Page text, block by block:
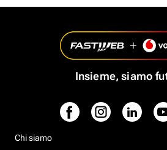
Insieme, siamo
Chi siamo